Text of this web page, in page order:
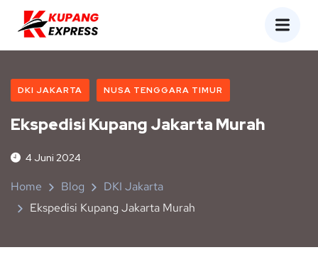
DKI JAKARTA NUSA TENGGARA TIMUR
Ekspedisi Kupang Jakarta Murah
4 Juni 2024
Home Blog
DKI Jakarta
Ekspedisi Kupang Jakarta Murah